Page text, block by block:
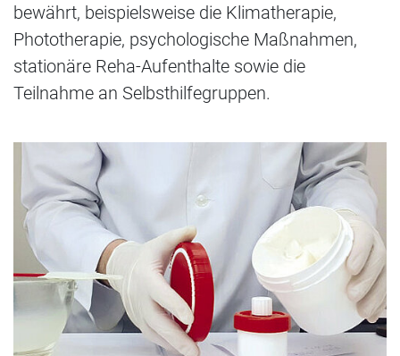
bewährt, beispielsweise die Klimatherapie,
Phototherapie, psychologische Maßnahmen,
stationäre Reha-Aufenthalte sowie die
Teilnahme an Selbsthilfegruppen.